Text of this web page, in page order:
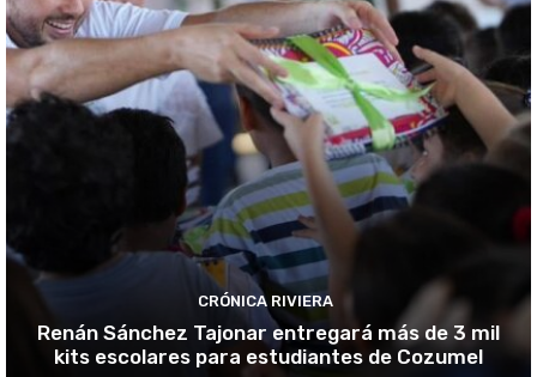
CRÓNICA RIVIERA
Renán Sánchez Tajonar entregará más de 3 mil
kits escolares para estudiantes de Cozumel